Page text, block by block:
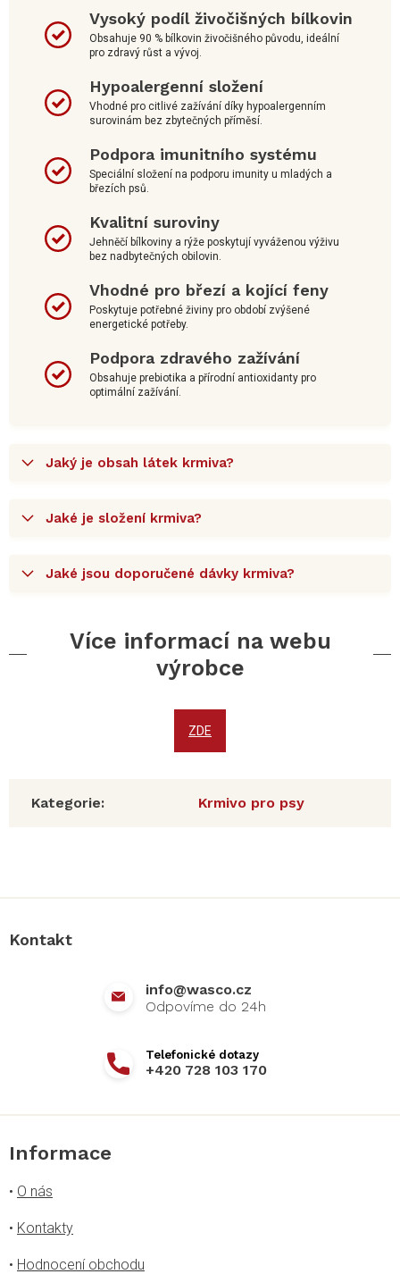
Vysoký podíl živočišných bílkovin
Obsahuje 90 % bílkovin živočišného původu, ideální
pro zdravý růst a vývoj.
Hypoalergenní složení
Vhodné pro citlivé zažívání díky hypoalergenním
surovinám bez zbytečných příměsí.
Podpora imunitního systému
Speciální složení na podporu imunity u mladých a
březích psů.
Kvalitní suroviny
Jehněčí bílkoviny a rýže poskytují vyváženou výživu
bez nadbytečných obilovin.
Vhodné pro březí a kojící feny
Poskytuje potřebné živiny pro období zvýšené
energetické potřeby.
Podpora zdravého zažívání
Obsahuje prebiotika a přírodní antioxidanty pro
optimální zažívání.
Jaký je obsah látek krmiva?
Jaké je složení krmiva?
Jaké jsou doporučené dávky krmiva?
Více informací na webu
výrobce
ZDE
Kategorie: Krmivo pro psy
Kontakt
info@wasco.cz
+420 728 103 170
Informace
• O nás
• Kontakty
• Hodnocení obchodu